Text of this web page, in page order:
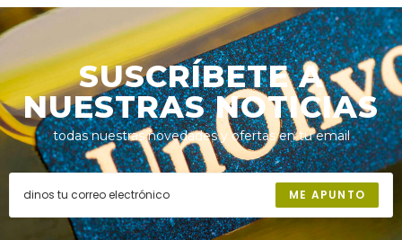
SUSCRÍBETE A
NUESTRAS NOTICIAS
todas nuestras novedades y ofertas en tu email
ME APUNTO